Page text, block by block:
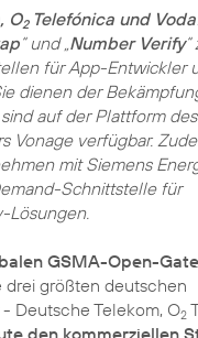
O2Telefónica und
“ und „Number Verify“
für App-Entwickler
dienen der
auf der Plattform des
Vonage verfügbar.
mit Siemens
Schnittstelle für
Lösungen.
GSMA-Open-
drei größten deutschen
Deutsche Telekom, O2
den kommerziellen